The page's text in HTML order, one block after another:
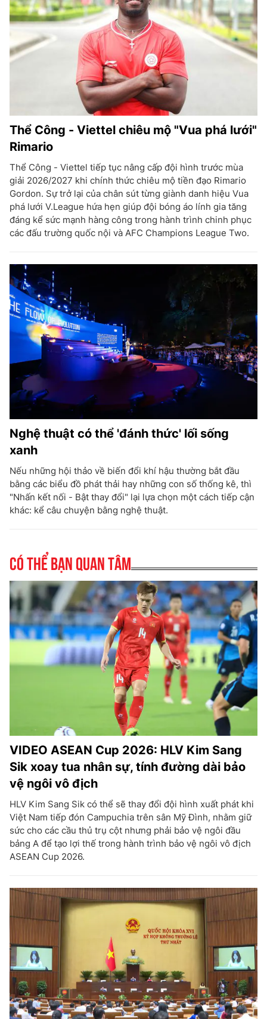
Thể Công - Viettel chiêu mộ "Vua phá lưới"
Rimario
Thể Công - Viettel tiếp tục nâng cấp đội hình trước mùa
giải 2026/2027 khi chính thức chiêu mộ tiền đạo Rimario
Gordon. Sự trở lại của chân sút từng giành danh hiệu Vua
phá lưới V.League hứa hẹn giúp đội bóng áo lính gia tăng
đáng kể sức mạnh hàng công trong hành trình chinh phục
các đấu trường quốc nội và AFC Champions League Two.
Nghệ thuật có thể 'đánh thức' lối sống
xanh
Nếu những hội thảo về biến đổi khí hậu thường bắt đầu
bằng các biểu đồ phát thải hay những con số thống kê, thì
"Nhấn kết nối - Bật thay đổi" lại lựa chọn một cách tiếp cận
khác: kể câu chuyện bằng nghệ thuật.
Có thể bạn quan tâm
VIDEO ASEAN Cup 2026: HLV Kim Sang
Sik xoay tua nhân sự, tính đường dài bảo
vệ ngôi vô địch
HLV Kim Sang Sik có thể sẽ thay đổi đội hình xuất phát khi
Việt Nam tiếp đón Campuchia trên sân Mỹ Đình, nhằm giữ
sức cho các cầu thủ trụ cột nhưng phải bảo vệ ngôi đầu
bảng A để tạo lợi thế trong hành trình bảo vệ ngôi vô địch
ASEAN Cup 2026.